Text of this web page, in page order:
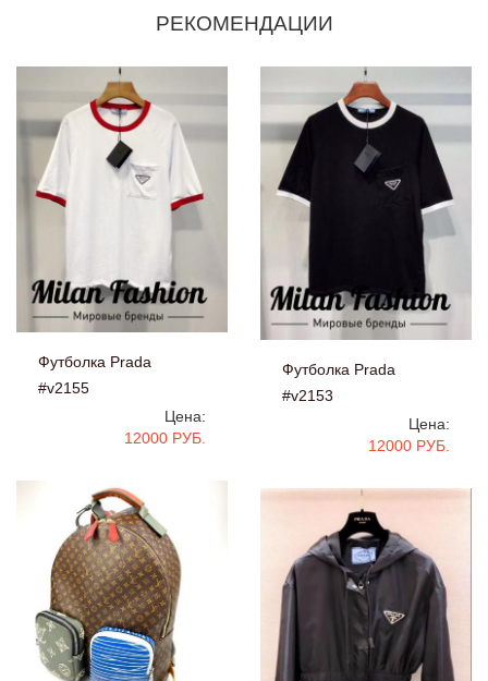
РЕКОМЕНДАЦИИ
Футболка Prada
#v2155
Цена:
12000 РУБ.
Футболка Prada
#v2153
Цена:
12000 РУБ.